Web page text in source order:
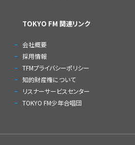
TOKYO FM 関連リンク
会社概要
採用情報
TFMプライバシーポリシー
知的財産権について
リスナーサービスセンター
TOKYO FM少年合唱団